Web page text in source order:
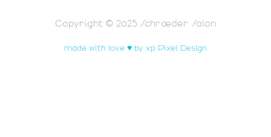
Copyright © 2025 Schrœder Salon
made with love ♥ by xp Pixel Design